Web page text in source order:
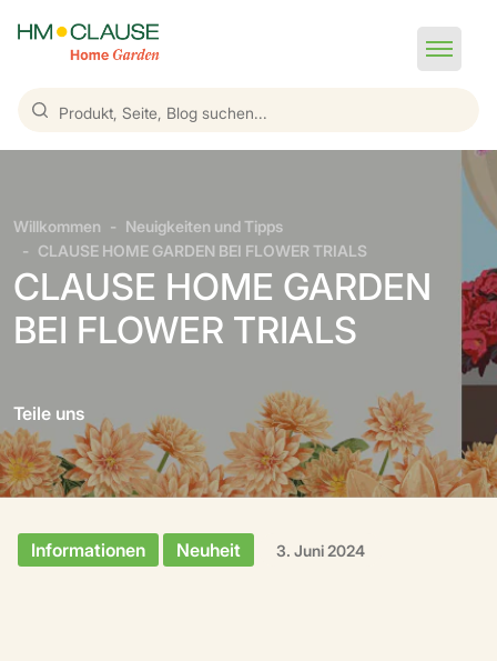
Willkommen
Neuigkeiten und Tipps
CLAUSE HOME GARDEN BEI FLOWER TRIALS
CLAUSE HOME GARDEN
BEI FLOWER TRIALS
Teile uns
Informationen Neuheit 3. Juni 2024